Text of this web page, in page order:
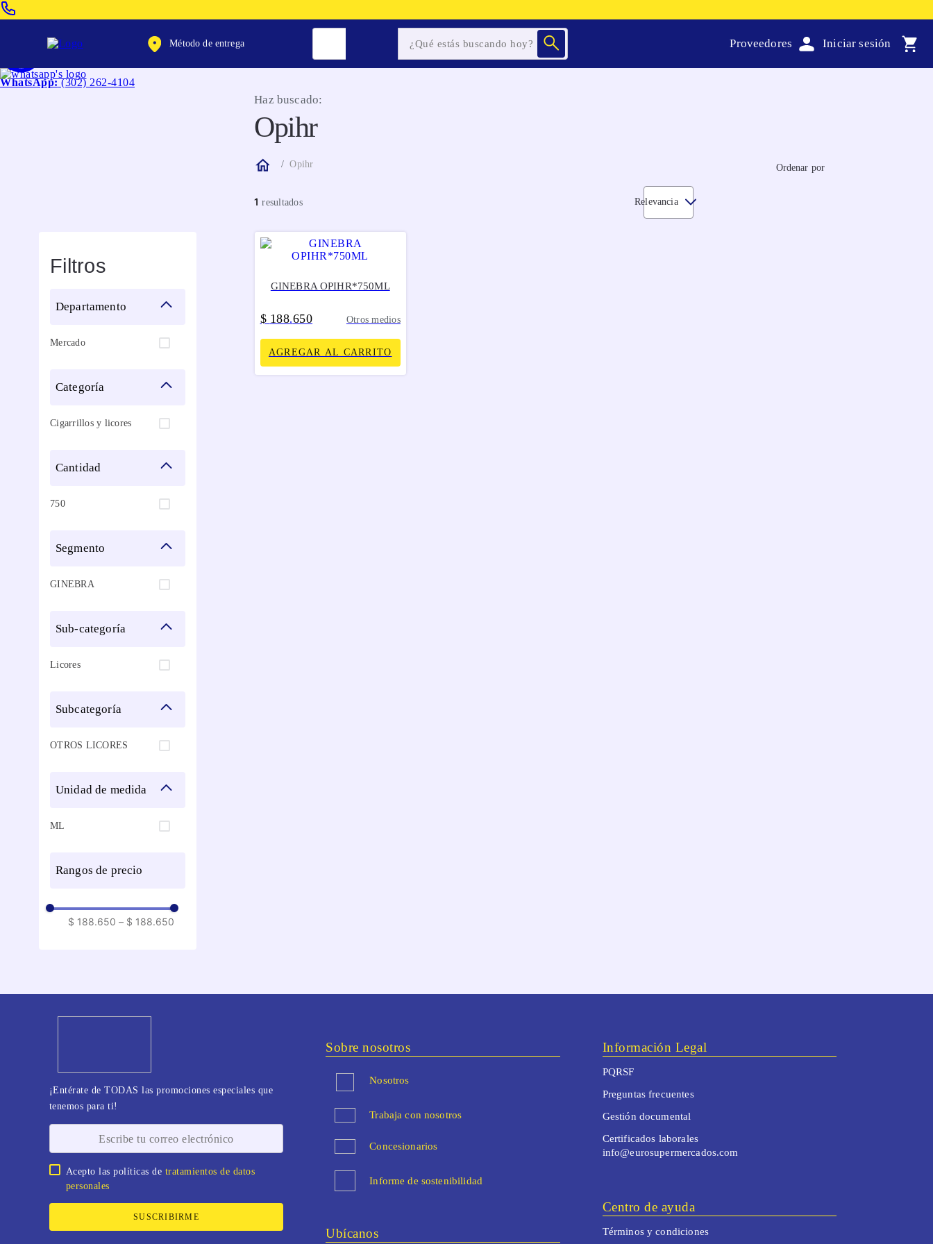
WhatsApp: (302) 262-4104
Método de entrega Proveedores
Haz buscado:
Opihr
Opihr Ordenar por
1 Relevancia
Filtros
departamento
Mercado
categoría
Cigarrillos y licores
cantidad
750
segmento
GINEBRA
sub-categoría
Licores
subcategoría
OTROS LICORES
unidad de medida
ML
rangos de precio
$ 188.650 – $ 188.650
GINEBRA OPIHR*750ML
$ 188.650 Otros medios
AGREGAR AL CARRITO
¡Entérate de TODAS las promociones especiales que
tenemos para ti!
Acepto las políticas de tratamientos de datos
personales
SUSCRIBIRME
Sobre nosotros
Nosotros
Trabaja con nosotros
Concesionarios
Informe de sostenibilidad
Ubícanos
Información Legal
PQRSF
Preguntas frecuentes
Gestión documental
Certificados laborales
info@eurosupermercados.com
Centro de ayuda
Términos y condiciones